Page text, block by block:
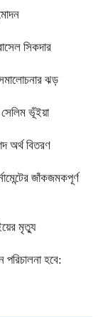
সিকদার
ঝড়
ভূঁইয়া
অর্থ বিতরণ
জাঁকজমকপূর্ণ
মৃত্যু
পরিচালনা হবে: